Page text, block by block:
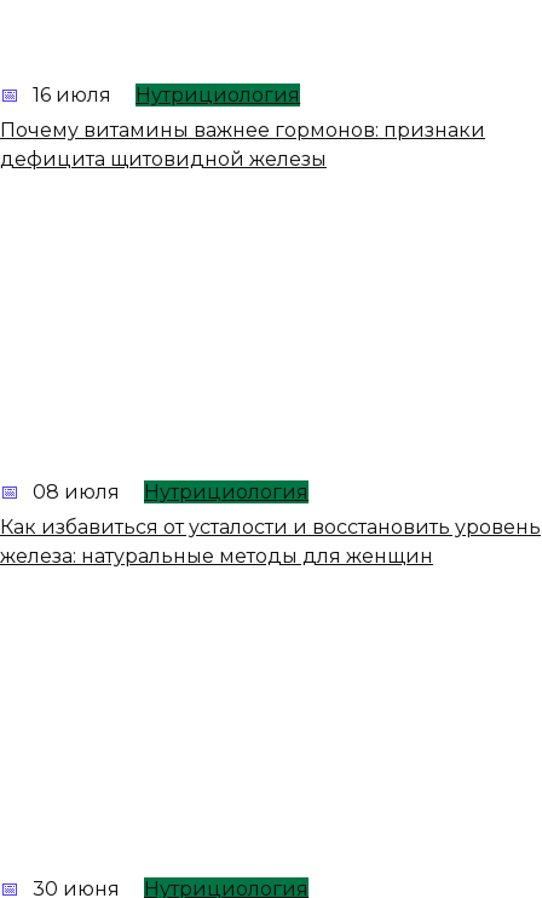
16 июля
Нутрициология
Почему витамины важнее гормонов: признаки
дефицита щитовидной железы
08 июля
Нутрициология
Как избавиться от усталости и восстановить уровень
железа: натуральные методы для женщин
30 июня Нутрициология